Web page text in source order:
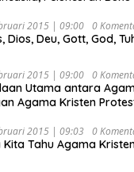
Indonesia) &
Undang
2045”,
2015 | 09:00 0
Dios, Deu, Gott, God,
2015 | 09:00 0
Utama antara
Agama Kristen
2015 | 09:03 0
Tahu Agama